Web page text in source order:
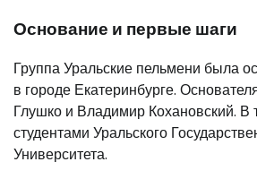
Основание и первые шаги
Группа Уральские пельмени была
в городе Екатеринбурге.
Глушко и Владимир Кохановский.
студентами Уральского
Университета.